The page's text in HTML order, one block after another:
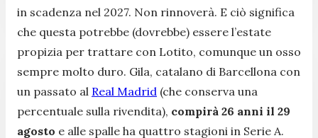
in scadenza nel 2027. Non rinnoverà. E ciò significa
che questa potrebbe (dovrebbe) essere l’estate
propizia per trattare con Lotito, comunque un osso
sempre molto duro. Gila, catalano di Barcellona con
un passato al Real Madrid (che conserva una
percentuale sulla rivendita), compirà 26 anni il 29
agosto e alle spalle ha quattro stagioni in Serie A.